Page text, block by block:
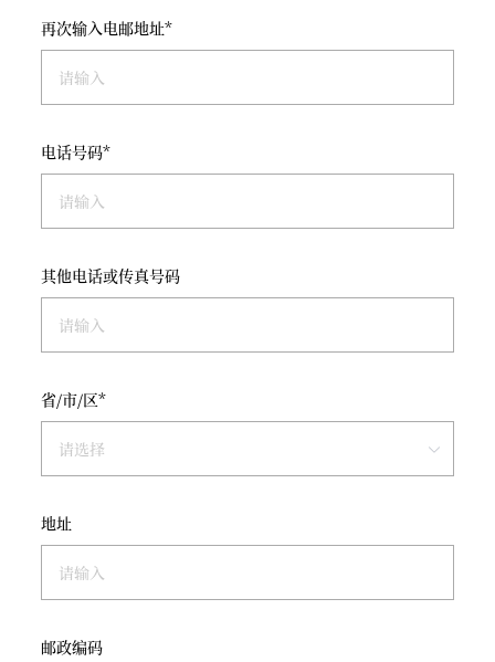
再次输入电邮地址*
电话号码*
其他电话或传真号码
省/市/区*
地址
邮政编码